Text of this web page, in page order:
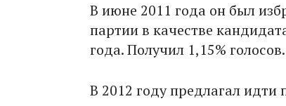
В июне 2011 года он был
партии в качестве
года. Получил 1,15% голосов.
В 2012 году предлагал